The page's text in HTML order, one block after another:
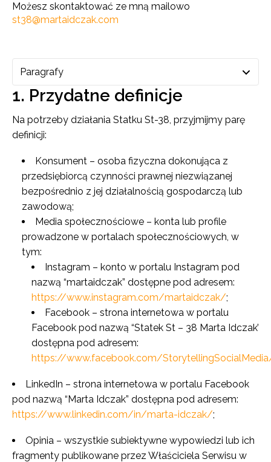
Możesz skontaktować ze mną mailowo
st38@martaidczak.com
Paragrafy
– wybierz paragraf regulaminu.
1. Przydatne definicje
Na potrzeby działania Statku St-38, przyjmijmy parę
definicji:
Konsument – osoba fizyczna dokonująca z
przedsiębiorcą czynności prawnej niezwiązanej
bezpośrednio z jej działalnością gospodarczą lub
zawodową;
Media społecznościowe – konta lub profile
prowadzone w portalach społecznościowych, w
tym:
Instagram – konto w portalu Instagram pod
nazwą “martaidczak” dostępne pod adresem:
https://www.instagram.com/martaidczak/;
Facebook – strona internetowa w portalu
Facebook pod nazwą “Statek St – 38 Marta Idczak’
dostępna pod adresem:
https://www.facebook.com/
LinkedIn – strona internetowa w portalu Facebook
pod nazwą “Marta Idczak” dostępna pod adresem:
https://www.linkedin.com/in/marta-idczak/;
Opinia – wszystkie subiektywne wypowiedzi lub ich
fragmenty publikowane przez Właściciela Serwisu w